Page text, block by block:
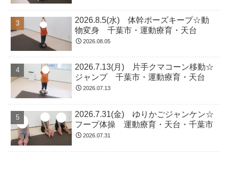
2026.8.5(水) 体幹ポーズキープ☆動
物変身 千葉市・運動療育・天台
2026.08.05
2026.7.13(月) 片手クマコーン移動☆
ジャンプ 千葉市・運動療育・天台
2026.07.13
2026.7.31(金) ゆりかごジャンケン☆
フープ体操 運動療育・天台・千葉市
2026.07.31